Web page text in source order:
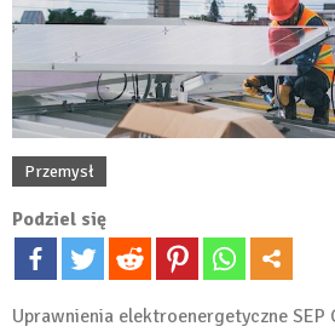
Przemysł
Podziel się
Uprawnienia elektroenergetyczne SEP